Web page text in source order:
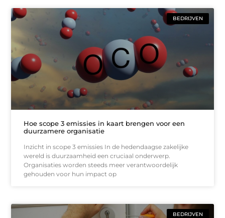
BEDRIJVEN
Hoe scope 3 emissies in kaart brengen voor een
duurzamere organisatie
Inzicht in scope 3 emissies In de hedendaagse zakelijke
wereld is duurzaamheid een cruciaal onderwerp.
Organisaties worden steeds meer verantwoordelijk
gehouden voor hun impact op
BEDRIJVEN